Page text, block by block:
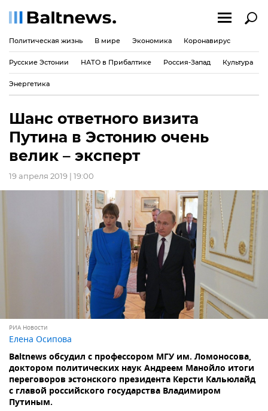
Политическая жизнь В мире Экономика Коронавирус
Русские Эстонии НАТО в Прибалтике Россия-Запад Культура
Энергетика
Шанс ответного визита
Путина в Эстонию очень
велик – эксперт
19 апреля 2019 | 19:00
РИА Новости
Елена Осипова
Baltnews обсудил с профессором МГУ им. Ломоносова,
доктором политических наук Андреем Манойло итоги
переговоров эстонского президента Керсти Кальюлайд
с главой российского государства Владимиром
Путиным.